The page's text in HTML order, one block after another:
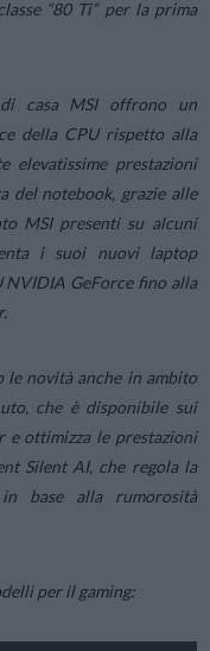
“80 Ti” per la prima
casa MSI offrono un
della CPU rispetto alla
elevatissime prestazioni
del notebook, grazie alle
MSI presenti su alcuni
i suoi nuovi laptop
NVIDIA GeForce fino alla
le novità anche in ambito
che è disponibile sui
ottimizza le prestazioni
Silent AI, che regola la
base alla rumorosità
per il gaming: